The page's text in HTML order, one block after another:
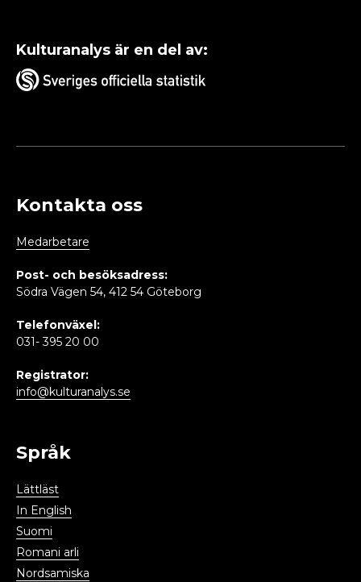
Kulturanalys är en del av:
Kontakta oss
Medarbetare
Post- och besöksadress:
Södra Vägen 54, 412 54 Göteborg
Telefonväxel:
031- 395 20 00
Registrator:
info@kulturanalys.se
Språk
Lättläst
In English
Suomi
Romani arli
Nordsamiska